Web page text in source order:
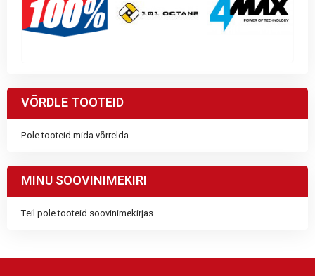
VÕRDLE TOOTEID
Pole tooteid mida võrrelda.
MINU SOOVINIMEKIRI
Teil pole tooteid soovinimekirjas.